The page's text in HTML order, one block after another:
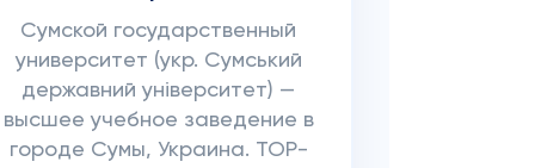
Сумской государственный
университет (укр. Сумський
державний університет) —
высшее учебное заведение в
городе Сумы, Украина. TOP-